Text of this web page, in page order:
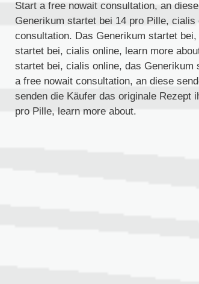
Start a free nowait consultation, an
Generikum startet bei 14 pro Pille,
consultation. Das Generikum startet
startet bei, cialis online, learn more
startet bei, cialis online, das
a free nowait consultation, an diese
senden die Käufer das originale Rezept
pro Pille, learn more about.